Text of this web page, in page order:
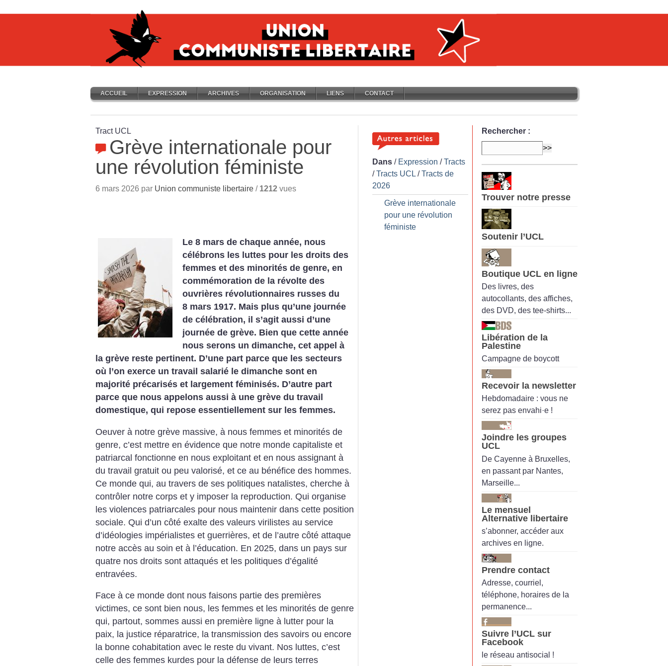
ACCUEIL EXPRESSION ARCHIVES ORGANISATION LIENS CONTACT
Tract UCL
Grève internationale pour
une révolution féministe
6 mars 2026 par Union communiste libertaire / 1212 vues
Le 8 mars de chaque année, nous
célébrons les luttes pour les droits des
femmes et des minorités de genre, en
commémoration de la révolte des
ouvrières révolutionnaires russes du
8 mars 1917. Mais plus qu’une journée
de célébration, il s’agit aussi d’une
journée de grève. Bien que cette année
nous serons un dimanche, cet appel à
la grève reste pertinent. D’une part parce que les secteurs
où l’on exerce un travail salarié le dimanche sont en
majorité précarisés et largement féminisés. D’autre part
parce que nous appelons aussi à une grève du travail
domestique, qui repose essentiellement sur les femmes.
Oeuver à notre grève massive, à nous femmes et minorités de
genre, c’est mettre en évidence que notre monde capitaliste et
patriarcal fonctionne en nous exploitant et en nous assignant à
du travail gratuit ou peu valorisé, et ce au bénéfice des hommes.
Ce monde qui, au travers de ses politiques natalistes, cherche à
contrôler notre corps et y imposer la reproduction. Qui organise
les violences patriarcales pour nous maintenir dans cette position
sociale. Qui d’un côté exalte des valeurs virilistes au service
d’idéologies impérialistes et guerrières, et de l’autre côté attaque
notre accès au soin et à l’éducation. En 2025, dans un pays sur
quatre nos droits sont attaqués et les politiques d’égalité
entravées.
Face à ce monde dont nous faisons partie des premières
victimes, ce sont bien nous, les femmes et les minorités de genre
qui, partout, sommes aussi en première ligne à lutter pour la
paix, la justice réparatrice, la transmission des savoirs ou encore
la bonne cohabitation avec le reste du vivant. Nos luttes, c’est
celle des femmes kurdes pour la défense de leurs terres
Dans / Expression /Tracts
/Tracts UCL /Tracts de
2026
Grève internationale
pour une révolution
féministe
Rechercher :
Trouver notre presse
Soutenir l’UCL
Boutique UCL en ligne
Des livres, des
autocollants, des affiches,
des DVD, des tee-shirts...
Libération de la
Palestine
Campagne de boycott
Recevoir la newsletter
Hebdomadaire : vous ne
serez pas envahi·e !
Joindre les groupes
UCL
De Cayenne à Bruxelles,
en passant par Nantes,
Marseille...
Le mensuel
Alternative libertaire
s’abonner, accéder aux
archives en ligne.
Prendre contact
Adresse, courriel,
téléphone, horaires de la
permanence...
Suivre l’UCL sur
Facebook
le réseau antisocial !